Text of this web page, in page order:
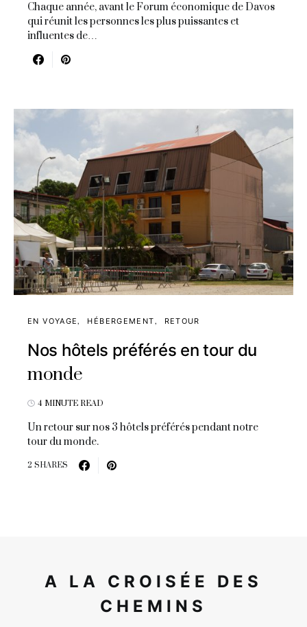
Chaque année, avant le Forum économique de Davos
qui réunit les personnes les plus puissantes et
influentes de…
EN VOYAGE HÉBERGEMENT RETOUR
Nos hôtels préférés en tour du
monde
4 MINUTE READ
Un retour sur nos 3 hôtels préférés pendant notre
tour du monde.
2 SHARES
A LA CROISÉE DES
CHEMINS